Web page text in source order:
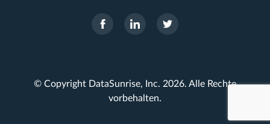
© Copyright DataSunrise, Inc. 2026. Alle Rechte
vorbehalten.